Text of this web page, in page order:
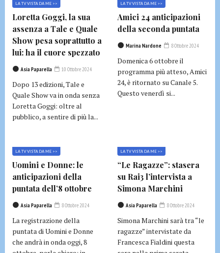
LA TV VISTA DA ME >>
Loretta Goggi, la sua
assenza a Tale e Quale
Show pesa soprattutto a
lui: ha il cuore spezzato
Asia Paparella 10 Ottobre 2024
Dopo 13 edizioni, Tale e
Quale Show va in onda senza
Loretta Goggi: oltre al
pubblico, a sentire di più la...
LA TV VISTA DA ME >>
Amici 24 anticipazioni
della seconda puntata
Marina Nardone 8 Ottobre 2024
Domenica 6 ottobre il
programma più atteso, Amici
24, è ritornato su Canale 5.
Questo venerdì si...
LA TV VISTA DA ME >>
Uomini e Donne: le
anticipazioni della
puntata dell’8 ottobre
Asia Paparella 8 Ottobre 2024
La registrazione della
puntata di Uomini e Donne
che andrà in onda oggi, 8
LA TV VISTA DA ME >>
“Le Ragazze”: stasera
su Rai3 l’intervista a
Simona Marchini
Asia Paparella 8 Ottobre 2024
Simona Marchini sarà tra “le
ragazze” intervistate da
Francesca Fialdini questa